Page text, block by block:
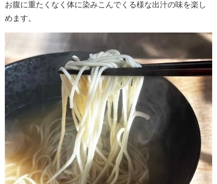
お腹に重たくなく体に染みこんでくる様な出汁の味を楽し
めます。